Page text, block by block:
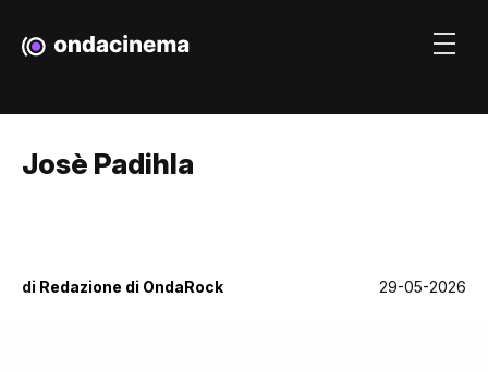
Josè Padihla
di Redazione di OndaRock 29-05-2026